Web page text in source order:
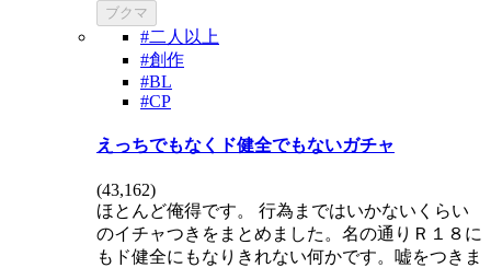
ブクマ
#二人以上
#創作
#BL
#CP
えっちでもなくド健全でもないガチャ
(43,162)
ほとんど俺得です。 行為まではいかないくらい
のイチャつきをまとめました。名の通りＲ１８に
もド健全にもなりきれない何かです。嘘をつきま